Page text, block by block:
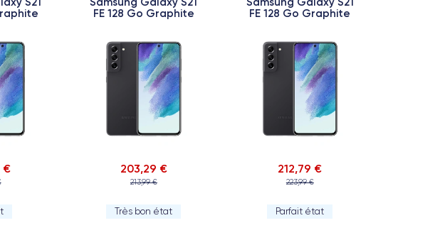
€
FE 128 Go Graphite
203,29 €
213,99 €
Très bon état
FE 128 Go Graphite
212,79 €
223,99 €
Parfait état